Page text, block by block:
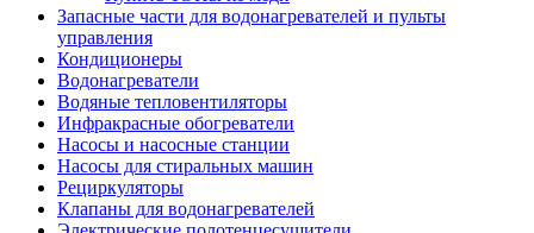
Запасные части для водонагревателей и пульты
управления
Кондиционеры
Водонагреватели
Водяные тепловентиляторы
Инфракрасные обогреватели
Насосы и насосные станции
Насосы для стиральных машин
Рециркуляторы
Клапаны для водонагревателей